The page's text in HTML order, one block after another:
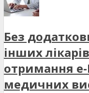
Без
інших
отримання е-
медичних